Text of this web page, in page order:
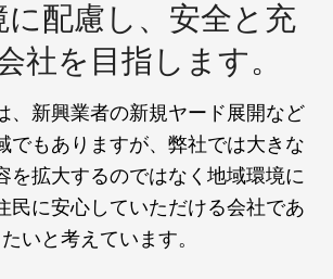
に配慮し、安全と充
社を目指します。
、新興業者の新規ヤード展開など
でもありますが、弊社では大きな
を拡大するのではなく地域環境に
民に安心していただける会社であ
たいと考えています。